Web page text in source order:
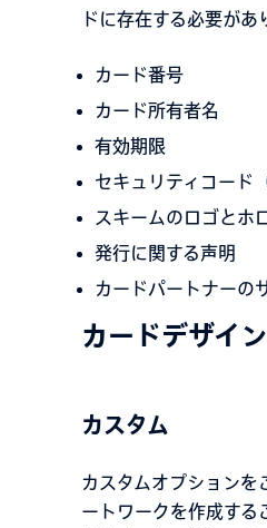
ドに存在する必要があ
カード番号
カード所有者名
有効期限
セキュリティコード
スキームのロゴとホ
発行に関する声明
カードパートナーの
カードデザイ
カスタム
カスタムオプション
ートワークを作成する